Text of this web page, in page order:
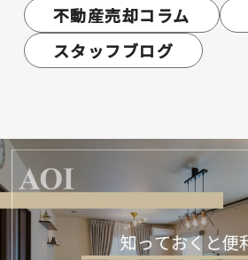
不動産売却コラム
スタッフブログ